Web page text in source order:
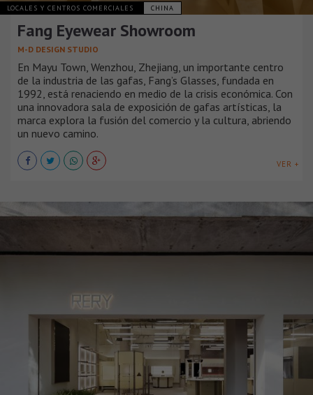
LOCALES Y CENTROS COMERCIALES CHINA
Fang Eyewear Showroom
M-D DESIGN STUDIO
En Mayu Town, Wenzhou, Zhejiang, un importante centro
de la industria de las gafas, Fang’s Glasses, fundada en
1992, está renaciendo en medio de la crisis económica. Con
una innovadora sala de exposición de gafas artísticas, la
marca explora la fusión del comercio y la cultura, abriendo
un nuevo camino.
VER +